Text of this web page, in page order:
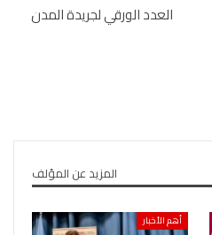
العدد الورقي لجريدة المدن
المزيد عن المؤلف
أهم الأخبار